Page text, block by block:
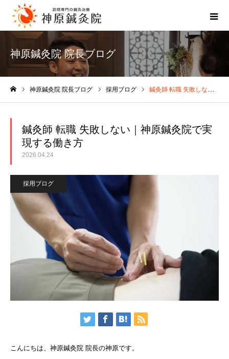
神原鍼灸院 院長ブログ
神原鍼灸院 院長ブログ 採用ブログ 鍼灸師 転職 失敗しない｜神原鍼灸院で実現する働き方
鍼灸師 転職 失敗しない｜神原鍼灸院で実
現する働き方
2026.04.24
採用ブログ
こんにちは、神原鍼灸院 院長の神原です。